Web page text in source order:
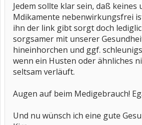
Jedem sollte klar sein, daß keines
Mdikamente nebenwirkungsfrei
ihn der link gibt sorgt doch
sorgsamer mit unserer
hineinhorchen und ggf.
wenn ein Husten oder ähnliches
seltsam verläuft.
Augen auf beim Medigebrauch!
Und nu wünsch ich eine gute